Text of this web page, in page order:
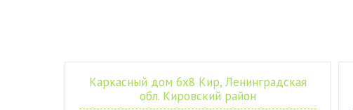
Каркасный дом 6х8 Кир, Ленинградская
обл. Кировский район